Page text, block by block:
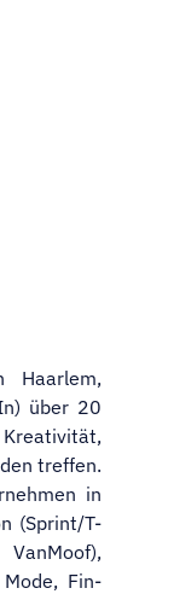
Haarlem,
über 20
treffen.
in
(Sprint/T-
VanMoof),
Mode, Fin-